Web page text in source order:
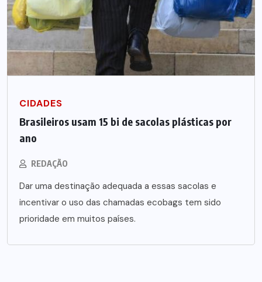
CIDADES
Brasileiros usam 15 bi de sacolas plásticas por
ano
REDAÇÃO
Dar uma destinação adequada a essas sacolas e
incentivar o uso das chamadas ecobags tem sido
prioridade em muitos países.